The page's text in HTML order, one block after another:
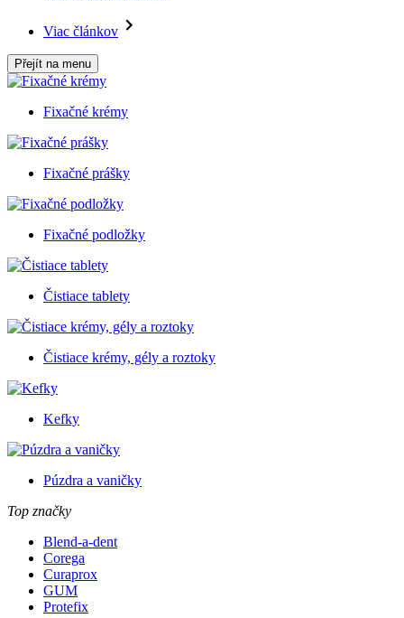
Viac článkov
Přejít na menu
Fixačné krémy
Fixačné prášky
Fixačné podložky
Čistiace tablety
Čistiace krémy, gély a roztoky
Kefky
Púzdra a vaničky
Top značky
Blend-a-dent
Corega
Curaprox
GUM
Protefix